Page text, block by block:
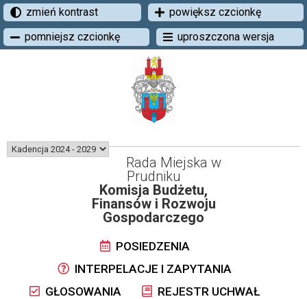
zmień kontrast
powiększ czcionkę
pomniejsz czcionkę
uproszczona wersja
Rada Miejska w
Prudniku
Komisja Budżetu,
Finansów i Rozwoju
Gospodarczego
POSIEDZENIA
INTERPELACJE I ZAPYTANIA
GŁOSOWANIA
REJESTR UCHWAŁ